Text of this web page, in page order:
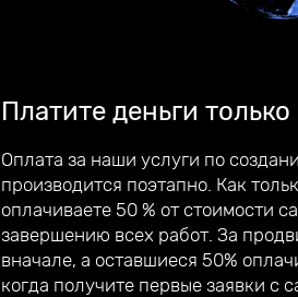
Платите деньги только
Оплата за наши услуги по
производится поэтапно. Как
оплачиваете 50 % от стоимости
завершению всех работ. За
вначале, а оставшиеся 50%
когда получите первые заявки с